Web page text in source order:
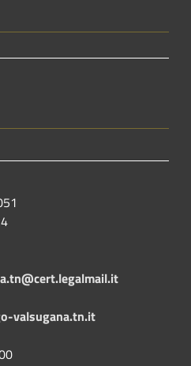
valsugana.tn.it